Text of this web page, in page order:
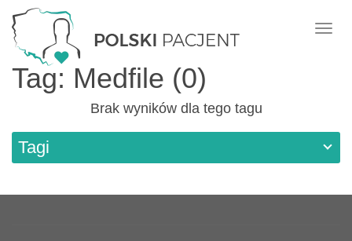
Tag: Medfile (0)
Brak wyników dla tego tagu
Tagi